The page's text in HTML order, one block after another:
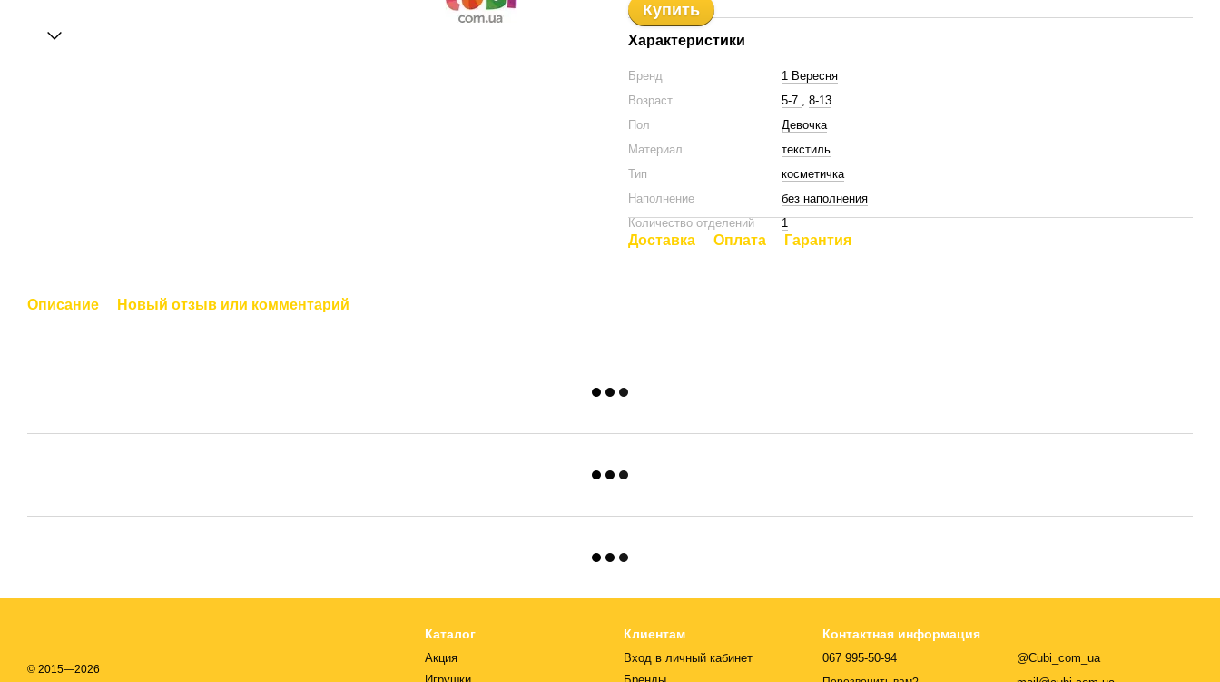
Купить
Характеристики
Бренд
1 Вересня
Возраст
5-7 , 8-13
Пол
Девочка
Материал
текстиль
Тип
косметичка
Наполнение
без наполнения
Количество отделений
1
Доставка Оплата Гарантия
Описание Новый отзыв или комментарий
© 2015—2026
Каталог
Акция
Клиентам
Вход в личный кабинет
Контактная информация
067 995-50-94
@Cubi_com_ua